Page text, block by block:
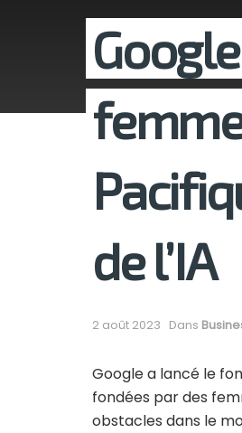
de l’IA
2 août 2023 Dans
Google a lancé le
fondées par des
obstacles dans le